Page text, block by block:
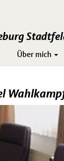
Über mich